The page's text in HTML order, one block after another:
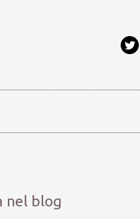
nel blog